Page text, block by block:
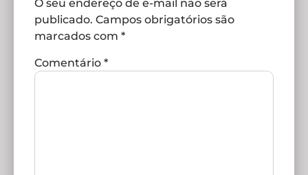
O seu endereço de e-mail não será
publicado. Campos obrigatórios são
marcados com *
Comentário *